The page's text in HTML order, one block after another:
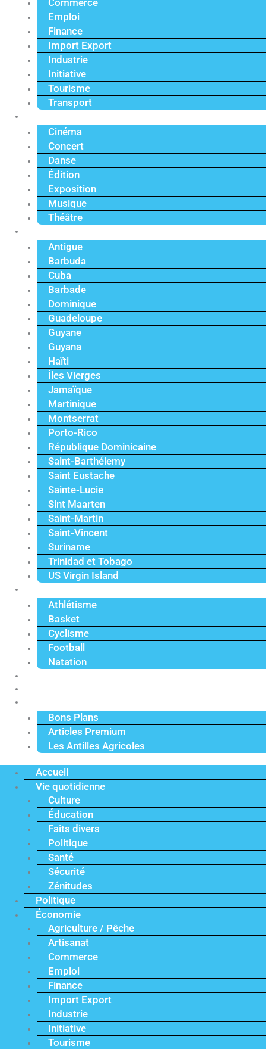
Commerce
Emploi
Finance
Import Export
Industrie
Initiative
Tourisme
Transport
Cinéma
Concert
Danse
Édition
Exposition
Musique
Théâtre
Antigue
Barbuda
Cuba
Barbade
Dominique
Guadeloupe
Guyane
Guyana
Haïti
Îles Vierges
Jamaïque
Martinique
Montserrat
Porto-Rico
République Dominicaine
Saint-Barthélemy
Saint Eustache
Sainte-Lucie
Sint Maarten
Saint-Martin
Saint-Vincent
Suriname
Trinidad et Tobago
US Virgin Island
Athlétisme
Basket
Cyclisme
Football
Natation
Bons Plans
Articles Premium
Les Antilles Agricoles
Accueil
Vie quotidienne
Culture
Éducation
Faits divers
Politique
Santé
Sécurité
Zénitudes
Politique
Économie
Agriculture / Pêche
Artisanat
Commerce
Emploi
Finance
Import Export
Industrie
Initiative
Tourisme